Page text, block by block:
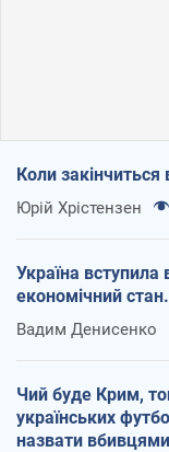
Коли закінчиться
Юрій Хрістензен
Україна
економічний
Вадим Денисенко
Чий буде Крим,
українських
назвати вбивцями